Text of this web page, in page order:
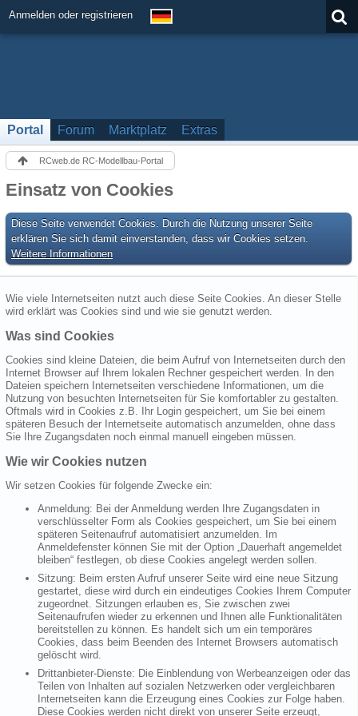
Anmelden oder registrieren
Portal Forum Marktplatz Extras
RCweb.de RC-Modellbau-Portal
Einsatz von Cookies
Diese Seite verwendet Cookies. Durch die Nutzung unserer Seite
erklären Sie sich damit einverstanden, dass wir Cookies setzen.
Weitere Informationen
Wie viele Internetseiten nutzt auch diese Seite Cookies. An dieser Stelle
wird erklärt was Cookies sind und wie sie genutzt werden.
Was sind Cookies
Cookies sind kleine Dateien, die beim Aufruf von Internetseiten durch den
Internet Browser auf Ihrem lokalen Rechner gespeichert werden. In den
Dateien speichern Internetseiten verschiedene Informationen, um die
Nutzung von besuchten Internetseiten für Sie komfortabler zu gestalten.
Oftmals wird in Cookies z.B. Ihr Login gespeichert, um Sie bei einem
späteren Besuch der Internetseite automatisch anzumelden, ohne dass
Sie Ihre Zugangsdaten noch einmal manuell eingeben müssen.
Wie wir Cookies nutzen
Wir setzen Cookies für folgende Zwecke ein:
Anmeldung: Bei der Anmeldung werden Ihre Zugangsdaten in
verschlüsselter Form als Cookies gespeichert, um Sie bei einem
späteren Seitenaufruf automatisiert anzumelden. Im
Anmeldefenster können Sie mit der Option „Dauerhaft angemeldet
bleiben“ festlegen, ob diese Cookies angelegt werden sollen.
Sitzung: Beim ersten Aufruf unserer Seite wird eine neue Sitzung
gestartet, diese wird durch ein eindeutiges Cookies Ihrem Computer
zugeordnet. Sitzungen erlauben es, Sie zwischen zwei
Seitenaufrufen wieder zu erkennen und Ihnen alle Funktionalitäten
bereitstellen zu können. Es handelt sich um ein temporäres
Cookies, dass beim Beenden des Internet Browsers automatisch
gelöscht wird.
Drittanbieter-Dienste: Die Einblendung von Werbeanzeigen oder das
Teilen von Inhalten auf sozialen Netzwerken oder vergleichbaren
Internetseiten kann die Erzeugung eines Cookies zur Folge haben.
Diese Cookies werden nicht direkt von unserer Seite erzeugt,